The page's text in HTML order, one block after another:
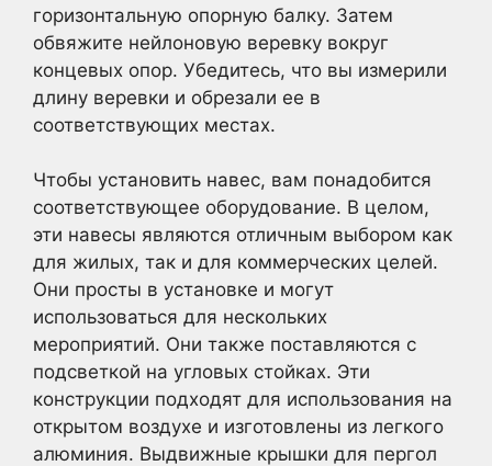
горизонтальную опорную балку. Затем
обвяжите нейлоновую веревку вокруг
концевых опор. Убедитесь, что вы измерили
длину веревки и обрезали ее в
соответствующих местах.
Чтобы установить навес, вам понадобится
соответствующее оборудование. В целом,
эти навесы являются отличным выбором как
для жилых, так и для коммерческих целей.
Они просты в установке и могут
использоваться для нескольких
мероприятий. Они также поставляются с
подсветкой на угловых стойках. Эти
конструкции подходят для использования на
открытом воздухе и изготовлены из легкого
алюминия. Выдвижные крышки для пергол